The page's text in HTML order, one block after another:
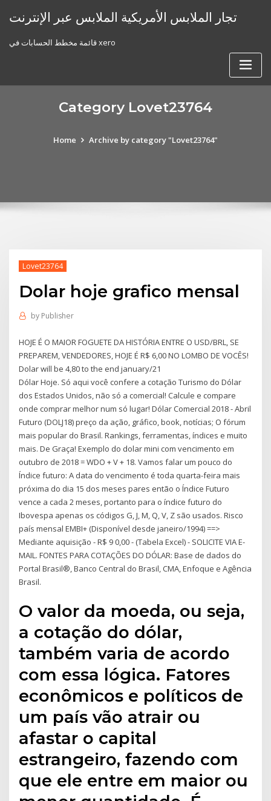
تجار الملابس الأمريكية الملابس عبر الإنترنت
قائمة مخطط الحسابات في xero
Category Lovet23764
Home Archive by category "Lovet23764"
Lovet23764
Dolar hoje grafico mensal
by Publisher
HOJE É O MAIOR FOGUETE DA HISTÓRIA ENTRE O USD/BRL, SE
PREPAREM, VENDEDORES, HOJE É R$ 6,00 NO LOMBO DE VOCÊS!
Dolar will be 4,80 to the end january/21
Dólar Hoje. Só aqui você confere a cotação Turismo do Dólar
dos Estados Unidos, não só a comercial! Calcule e compare
onde comprar melhor num só lugar! Dólar Comercial 2018 - Abril
Futuro (DOLJ18) preço da ação, gráfico, book, notícias; O fórum
mais popular do Brasil. Rankings, ferramentas, índices e muito
mais. De Graça! Exemplo do dolar mini com vencimento em
outubro de 2018 = WDO + V + 18. Vamos falar um pouco do
Índice futuro: A data do vencimento é toda quarta-feira mais
próxima do dia 15 dos meses pares então o Índice Futuro
vence a cada 2 meses, portanto para o índice futuro do
Ibovespa apenas os códigos G, J, M, Q, V, Z são usados. Risco
país mensal EMBI+ (Disponível desde janeiro/1994) ==>
Mediante aquisição - R$ 9 0,00 - (Tabela Excel) - SOLICITE VIA E-
MAIL. FONTES PARA COTAÇÕES DO DÓLAR: Base de dados do
Portal Brasil®, Banco Central do Brasil, CMA, Enfoque e Agência
Brasil.
O valor da moeda, ou seja,
a cotação do dólar,
também varia de acordo
com essa lógica. Fatores
econômicos e políticos de
um país vão atrair ou
afastar o capital
estrangeiro, fazendo com
que ele entre em maior ou